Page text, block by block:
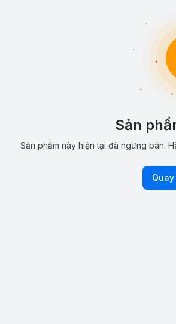
Sản
Sản phẩm này hiện tại đã ngừng bán.